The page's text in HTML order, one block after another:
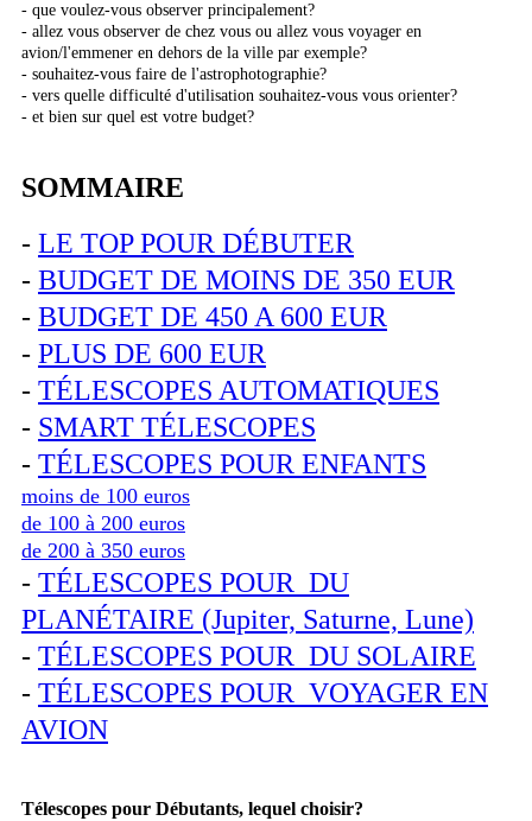
- que voulez-vous observer principalement?
- allez vous observer de chez vous ou allez vous voyager en
avion/l'emmener en dehors de la ville par exemple?
- souhaitez-vous faire de l'astrophotographie?
- vers quelle difficulté d'utilisation souhaitez-vous vous orienter?
- et bien sur quel est votre budget?
SOMMAIRE
- LE TOP POUR DÉBUTER
- BUDGET DE MOINS DE 350 EUR
- BUDGET DE 450 A 600 EUR
- PLUS DE 600 EUR
- TÉLESCOPES AUTOMATIQUES
- SMART TÉLESCOPES
- TÉLESCOPES POUR ENFANTS
moins de 100 euros
de 100 à 200 euros
de 200 à 350 euros
- TÉLESCOPES POUR DU
PLANÉTAIRE (Jupiter, Saturne, Lune)
- TÉLESCOPES POUR DU SOLAIRE
- TÉLESCOPES POUR VOYAGER EN
AVION
Télescopes pour Débutants, lequel choisir?